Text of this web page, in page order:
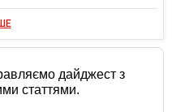
дайджест з
статтями.